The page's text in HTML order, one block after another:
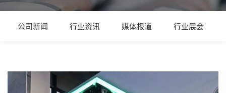
公司新闻 行业资讯 媒体报道 行业展会